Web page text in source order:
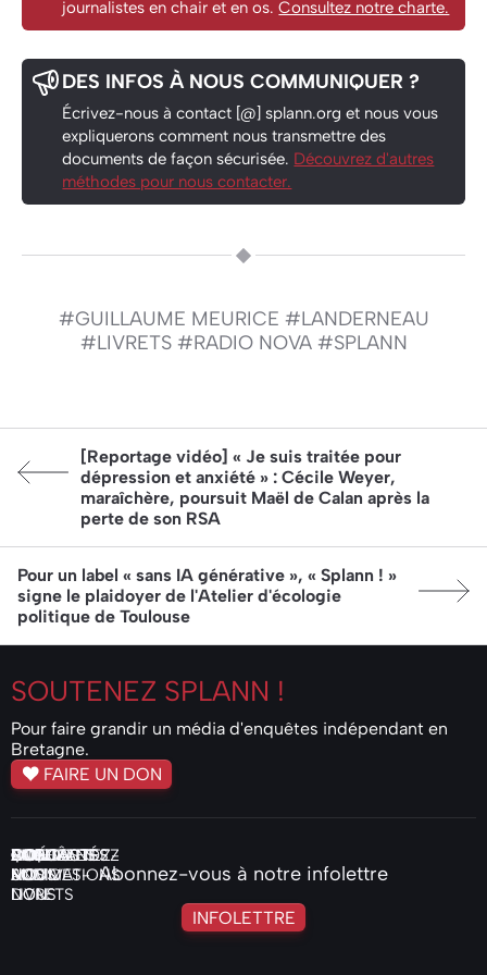
journalistes en chair et en os.Consultez notre charte.
DES INFOS À NOUS COMMUNIQUER ?
Écrivez-nous à contact [@] splann.org et nous vous
expliquerons comment nous transmettre des
documents de façon sécurisée. Découvrez d'autres
méthodes pour nous contacter.
#GUILLAUME MEURICE #LANDERNEAU
#LIVRETS #RADIO NOVA #SPLANN
Article précédent:
[Reportage vidéo] « Je suis traitée pour
dépression et anxiété » : Cécile Weyer,
maraîchère, poursuit Maël de Calan après la
perte de son RSA
Article suivant:
Pour un label « sans IA générative », « Splann ! »
signe le plaidoyer de l'Atelier d'écologie
politique de Toulouse
SOUTENEZ SPLANN !
Pour faire grandir un média d'enquêtes indépendant en
Bretagne.
FAIRE UN DON
ENQUÊTES
ACTUALITÉS
VIDÉOS
PODCASTS
AUDIO
COMMANDEZ
NOS
LIVRETS
QUI
SOMMES-
NOUS
NOS
MOTIVATIONS
FAIRE
UN
DON
CONTACTEZ-
NOUS
Abonnez-vous à notre infolettre
INFOLETTRE